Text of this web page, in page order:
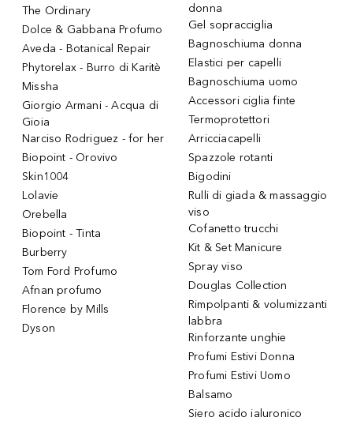
The Ordinary
Dolce & Gabbana Profumo
Aveda - Botanical Repair
Phytorelax - Burro di Karitè
Missha
Giorgio Armani - Acqua di
Gioia
Narciso Rodriguez - for her
Biopoint - Orovivo
Skin1004
Lolavie
Orebella
Biopoint - Tinta
Burberry
Tom Ford Profumo
Afnan profumo
Florence by Mills
Dyson
donna
Gel sopracciglia
Bagnoschiuma donna
Elastici per capelli
Bagnoschiuma uomo
Accessori ciglia finte
Termoprotettori
Arricciacapelli
Spazzole rotanti
Bigodini
Rulli di giada & massaggio
viso
Cofanetto trucchi
Kit & Set Manicure
Spray viso
Douglas Collection
Rimpolpanti & volumizzanti
labbra
Rinforzante unghie
Profumi Estivi Donna
Profumi Estivi Uomo
Balsamo
Siero acido ialuronico